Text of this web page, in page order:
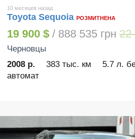
10 месяцев назад
Toyota Sequoia РОЗМИТНЕНА
19 900 $ / 888 535 грн 22
Черновцы
2008 р.
383 тыс. км
5.7 л.
автомат